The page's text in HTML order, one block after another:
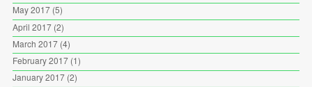
May 2017(5)
April 2017(2)
March 2017(4)
February 2017(1)
January 2017(2)